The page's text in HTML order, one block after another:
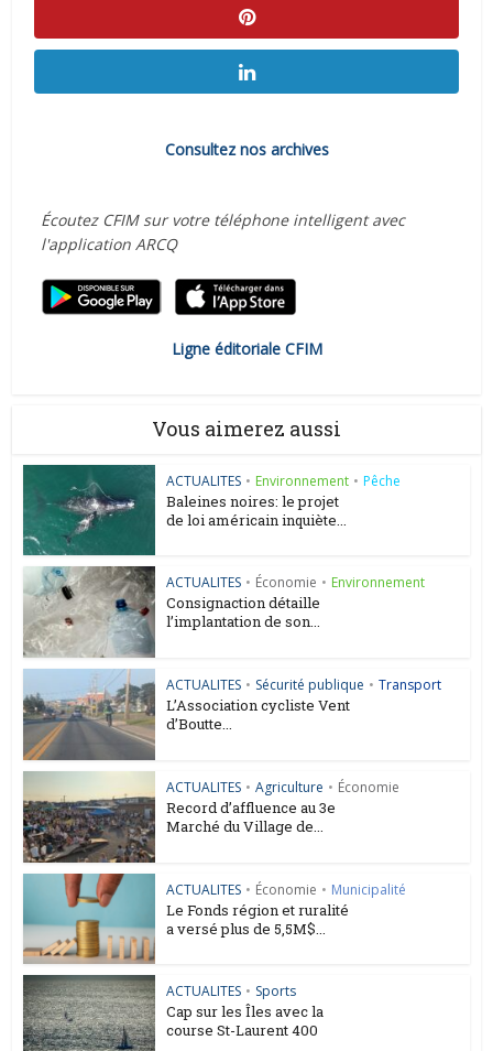
Consultez nos archives
Écoutez CFIM sur votre téléphone intelligent avec
l'application ARCQ
Ligne éditoriale CFIM
Vous aimerez aussi
ACTUALITES • Environnement • Pêche
Baleines noires: le projet
de loi américain inquiète...
ACTUALITES • Économie • Environnement
Consignaction détaille
l’implantation de son...
ACTUALITES • Sécurité publique • Transport
L’Association cycliste Vent
d’Boutte...
ACTUALITES • Agriculture • Économie
Record d’affluence au 3e
Marché du Village de...
ACTUALITES • Économie • Municipalité
Le Fonds région et ruralité
a versé plus de 5,5M$...
ACTUALITES • Sports
Cap sur les Îles avec la
course St-Laurent 400